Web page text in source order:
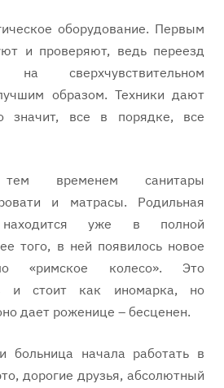
оборудование. Первым
и проверяют, ведь переезд
сверхчувствительном
образом. Техники дают
значит, все в порядке, все
временем санитары
и матрасы. Родильная
уже в полной
того, в ней появилось новое
«римское колесо». Это
и стоит как иномарка, но
дает роженице – бесценен.
больница начала работать в
дорогие друзья, абсолютный